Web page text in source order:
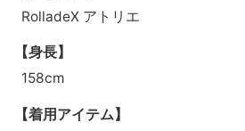
RolladeX アトリエ
【身長】
158cm
【着用アイテム】